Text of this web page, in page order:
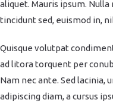
aliquet. Mauris ipsum.
tincidunt sed, euismod in,
Quisque volutpat
ad litora torquent per
Nam nec ante. Sed
adipiscing diam, a cursus